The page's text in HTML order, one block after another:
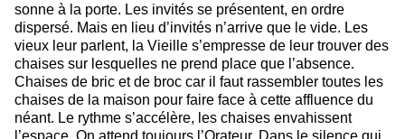
sonne à la porte. Les invités se présentent, en ordre
dispersé. Mais en lieu d’invités n’arrive que le vide. Les
vieux leur parlent, la Vieille s’empresse de leur trouver des
chaises sur lesquelles ne prend place que l’absence.
Chaises de bric et de broc car il faut rassembler toutes les
chaises de la maison pour faire face à cette affluence du
néant. Le rythme s’accélère, les chaises envahissent
l’espace. On attend toujours l’Orateur. Dans le silence qui